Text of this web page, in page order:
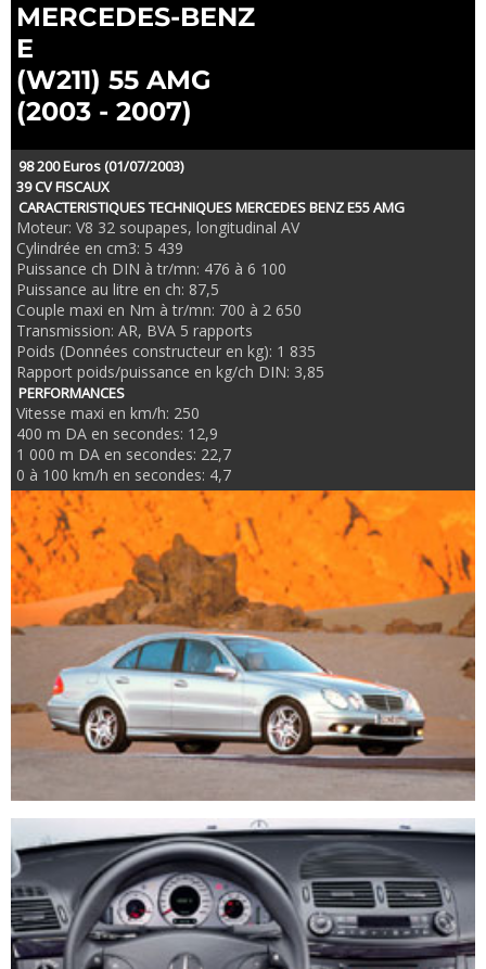
MERCEDES-BENZ
E
(W211) 55 AMG
(2003 - 2007)
98 200 Euros (01/07/2003)
39 CV FISCAUX
CARACTERISTIQUES TECHNIQUES MERCEDES BENZ E55 AMG
Moteur: V8 32 soupapes, longitudinal AV
Cylindrée en cm3: 5 439
Puissance ch DIN à tr/mn: 476 à 6 100
Puissance au litre en ch: 87,5
Couple maxi en Nm à tr/mn: 700 à 2 650
Transmission: AR, BVA 5 rapports
Poids (Données constructeur en kg): 1 835
Rapport poids/puissance en kg/ch DIN: 3,85
PERFORMANCES
Vitesse maxi en km/h: 250
400 m DA en secondes: 12,9
1 000 m DA en secondes: 22,7
0 à 100 km/h en secondes: 4,7